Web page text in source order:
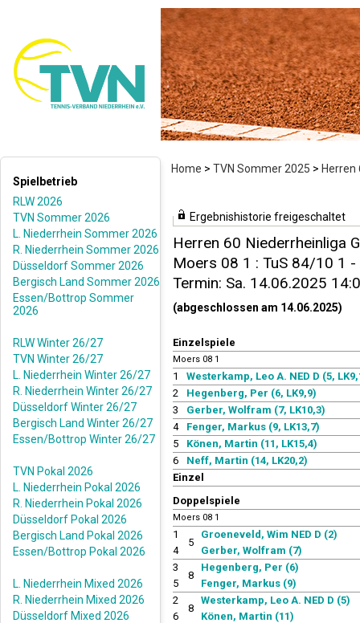
Home > TVN Sommer 2025 > Herren
Spielbetrieb
RLW 2026
TVN Sommer 2026
L. Niederrhein Sommer 2026
R. Niederrhein Sommer 2026
Düsseldorf Sommer 2026
Bergisch Land Sommer 2026
Essen/Bottrop Sommer
2026
RLW Winter 26/27
TVN Winter 26/27
L. Niederrhein Winter 26/27
R. Niederrhein Winter 26/27
Düsseldorf Winter 26/27
Bergisch Land Winter 26/27
Essen/Bottrop Winter 26/27
TVN Pokal 2026
L. Niederrhein Pokal 2026
R. Niederrhein Pokal 2026
Düsseldorf Pokal 2026
Bergisch Land Pokal 2026
Essen/Bottrop Pokal 2026
L. Niederrhein Mixed 2026
R. Niederrhein Mixed 2026
Düsseldorf Mixed 2026
Ergebnishistorie freigeschaltet
Herren 60 Niederrheinliga
Moers 08 1 : TuS 84/10 1 -
Termin: Sa. 14.06.2025
(abgeschlossen am 14.06.2025)
Einzelspiele
Moers 08 1
1
Westerkamp, Leo A. NED D (5,
2
Hegenberg, Per (6, LK9,9)
3
Gerber, Wolfram (7, LK10,3)
4
Fenger, Markus (9, LK13,7)
5
Könen, Martin (11, LK15,4)
6
Neff, Martin (14, LK20,2)
Einzel
Doppelspiele
Moers 08 1
1
4
5
Groeneveld, Wim NED D (2)
Gerber, Wolfram (7)
3
5
8
Hegenberg, Per (6)
Fenger, Markus (9)
2
6
8
Westerkamp, Leo A. NED D (5)
Könen, Martin (11)